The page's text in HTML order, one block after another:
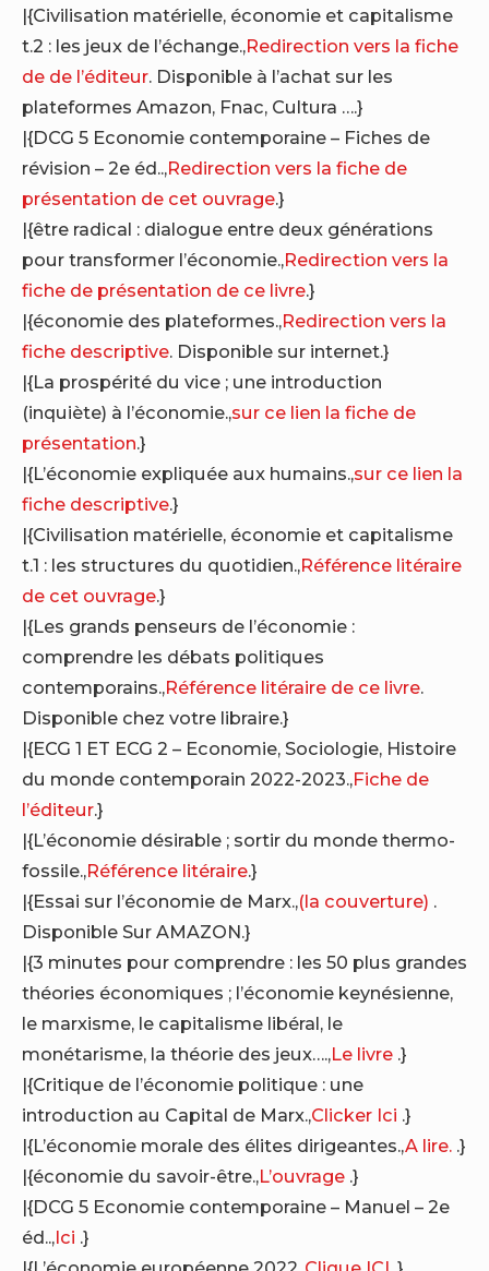
|{Civilisation matérielle, économie et capitalisme
t.2 : les jeux de l’échange.,Redirection vers la fiche
de de l’éditeur. Disponible à l’achat sur les
plateformes Amazon, Fnac, Cultura ….}
|{DCG 5 Economie contemporaine – Fiches de
révision – 2e éd..,Redirection vers la fiche de
présentation de cet ouvrage.}
|{être radical : dialogue entre deux générations
pour transformer l’économie.,Redirection vers la
fiche de présentation de ce livre.}
|{économie des plateformes.,Redirection vers la
fiche descriptive. Disponible sur internet.}
|{La prospérité du vice ; une introduction
(inquiète) à l’économie.,sur ce lien la fiche de
présentation.}
|{L’économie expliquée aux humains.,sur ce lien la
fiche descriptive.}
|{Civilisation matérielle, économie et capitalisme
t.1 : les structures du quotidien.,Référence litéraire
de cet ouvrage.}
|{Les grands penseurs de l’économie :
comprendre les débats politiques
contemporains.,Référence litéraire de ce livre.
Disponible chez votre libraire.}
|{ECG 1 ET ECG 2 – Economie, Sociologie, Histoire
du monde contemporain 2022-2023.,Fiche de
l’éditeur.}
|{L’économie désirable ; sortir du monde thermo-
fossile.,Référence litéraire.}
|{Essai sur l’économie de Marx.,(la couverture) .
Disponible Sur AMAZON.}
|{3 minutes pour comprendre : les 50 plus grandes
théories économiques ; l’économie keynésienne,
le marxisme, le capitalisme libéral, le
monétarisme, la théorie des jeux….,Le livre .}
|{Critique de l’économie politique : une
introduction au Capital de Marx.,Clicker Ici .}
|{L’économie morale des élites dirigeantes.,A lire. .}
|{économie du savoir-être.,L’ouvrage .}
|{DCG 5 Economie contemporaine – Manuel – 2e
éd..,Ici .}